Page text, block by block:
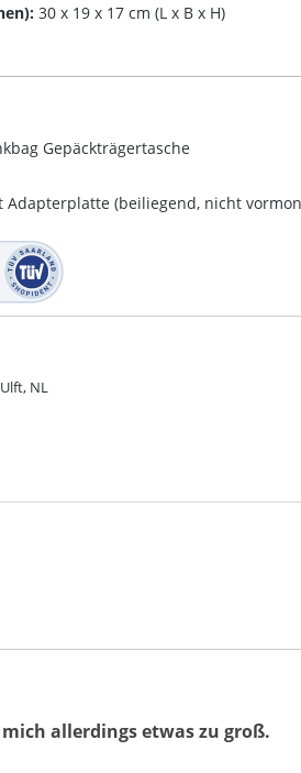
30 x 19 x 17 cm (L x B x H)
Gepäckträgertasche
Adapterplatte (beiliegend, nicht
NL
allerdings etwas zu groß.